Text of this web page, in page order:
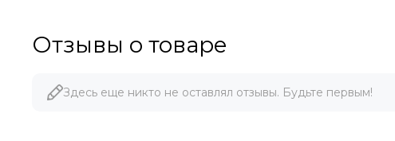
Отзывы о товаре
Здесь еще никто не оставлял отзывы. Будьте первым!